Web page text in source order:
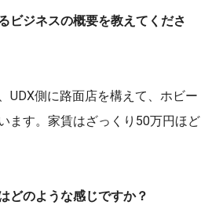
ビジネスの概要を教えてくださ
UDX側に路面店を構えて、ホビー
ます。家賃はざっくり50万円ほど
どのような感じですか？